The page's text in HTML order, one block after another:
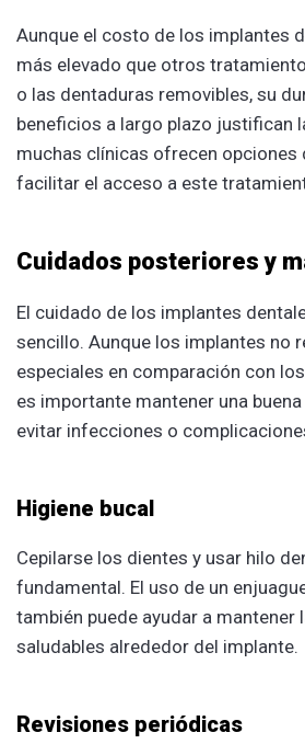
Aunque el costo de los implantes
más elevado que otros
o las dentaduras removibles, su
beneficios a largo plazo justifican
muchas clínicas ofrecen opciones
facilitar el acceso a este
Cuidados posteriores y
El cuidado de los implantes
sencillo. Aunque los implantes no
especiales en comparación con
es importante mantener una
evitar infecciones o
Higiene bucal
Cepilarse los dientes y usar hilo
fundamental. El uso de un
también puede ayudar a mantener
saludables alrededor del implante.
Revisiones periódicas